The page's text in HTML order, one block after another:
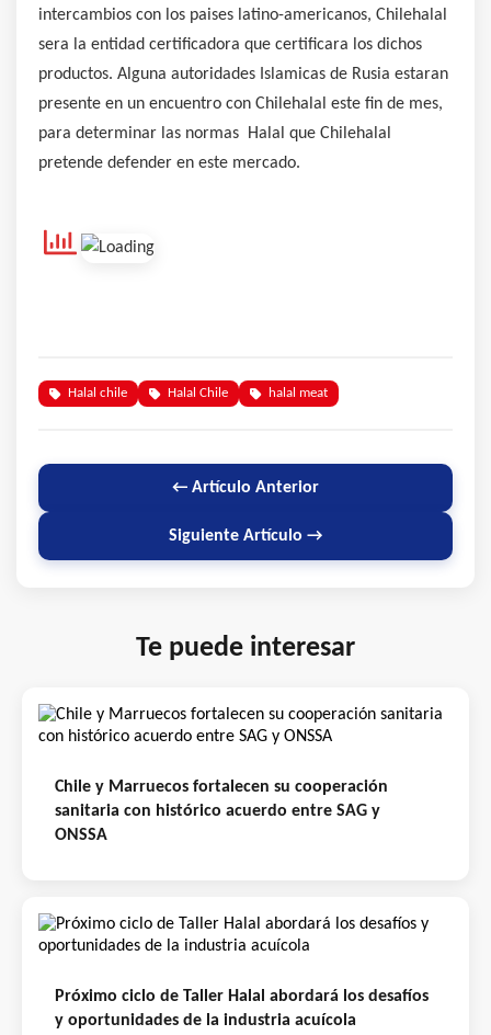
intercambios con los paises latino-americanos, Chilehalal
sera la entidad certificadora que certificara los dichos
productos. Alguna autoridades Islamicas de Rusia estaran
presente en un encuentro con Chilehalal este fin de mes,
para determinar las normas Halal que Chilehalal
pretende defender en este mercado.
Halal chile Halal Chile halal meat
← Artículo Anterior
Siguiente Artículo →
Te puede interesar
Chile y Marruecos fortalecen su cooperación
sanitaria con histórico acuerdo entre SAG y
ONSSA
Próximo ciclo de Taller Halal abordará los desafíos
y oportunidades de la industria acuícola